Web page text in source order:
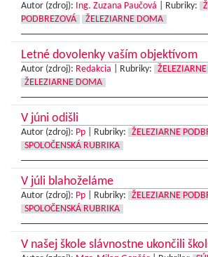
Autor (zdroj): Ing. Zuzana Paučová Rubriky:
PODBREZOVÁ
ŽELEZIARNE DOMA
Letné dovolenky vaším objektívom
Autor (zdroj): Redakcia Rubriky:
ŽELEZIARNE DOMA
V júni odišli
Autor (zdroj): Pp Rubriky:
ŽELEZIARNE
SPOLOČENSKÁ RUBRIKA
V júli blahoželáme
Autor (zdroj): Pp Rubriky:
ŽELEZIARNE
SPOLOČENSKÁ RUBRIKA
V našej škole slávnostne ukončili